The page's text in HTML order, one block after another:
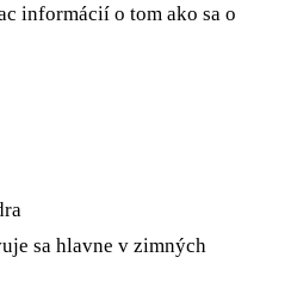
informácií o tom ako sa o
sa hlavne v zimných